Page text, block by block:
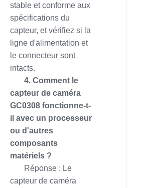
stable et conforme aux
spécifications du
capteur, et vérifiez si la
ligne d'alimentation et
le connecteur sont
intacts.
4. Comment le
capteur de caméra
GC0308 fonctionne-t-
il avec un processeur
ou d'autres
composants
matériels ?
Réponse : Le
capteur de caméra